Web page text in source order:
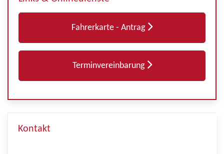
Fahrerkarte - Antrag
Terminvereinbarung
Kontakt